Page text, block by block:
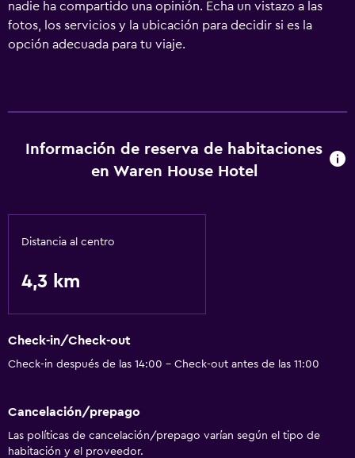
nadie ha compartido una opinión. Echa un vistazo a las
fotos, los servicios y la ubicación para decidir si es la
opción adecuada para tu viaje.
Información de reserva de habitaciones
en Waren House Hotel
Distancia al centro
4,3 km
Check-in/Check-out
Check-in después de las 14:00 - Check-out antes de las 11:00
Cancelación/prepago
Las políticas de cancelación/prepago varían según el tipo de
habitación y el proveedor.